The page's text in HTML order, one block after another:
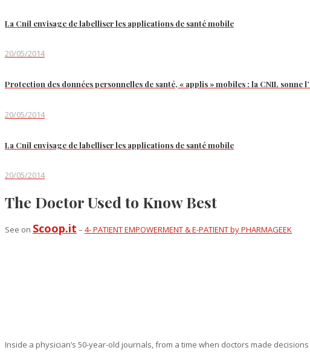
La Cnil envisage de labelliser les applications de santé mobile
20/05/2014
Protection des données personnelles de santé, « applis » mobiles : la CNIL sonne
20/05/2014
La Cnil envisage de labelliser les applications de santé mobile
20/05/2014
The Doctor Used to Know Best
See on Scoop.it – 4- PATIENT EMPOWERMENT & E-PATIENT by PHARMAGEEK
Inside a physician’s 50-year-old journals, from a time when doctors made